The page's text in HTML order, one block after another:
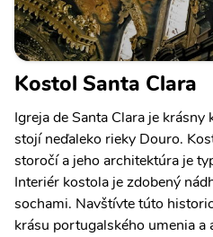
Kostol Santa Clara
Igreja de Santa Clara je
stojí neďaleko rieky Douro.
storočí a jeho architektúra je
Interiér kostola je zdobený
sochami. Navštívte túto
krásu portugalského umenia a